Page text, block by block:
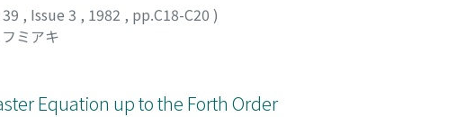
, Issue 3 , 1982 , pp.C18-C20 )
ミアキ
Equation up to the Forth Order